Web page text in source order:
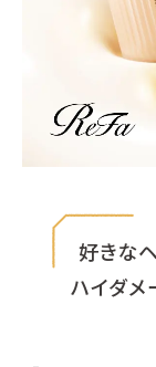
好きな
ハイダ